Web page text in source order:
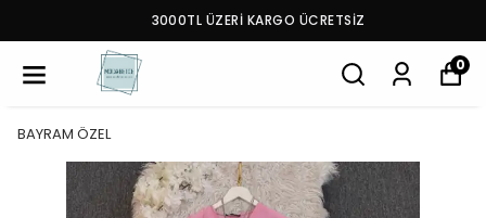
3000TL ÜZERİ KARGO ÜCRETSİZ
0
BAYRAM ÖZEL